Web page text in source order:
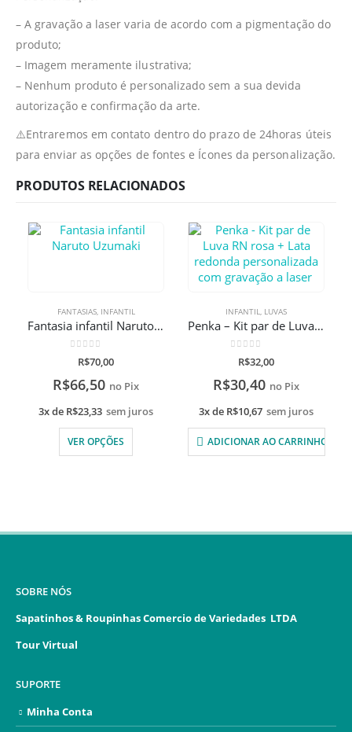
– A gravação a laser varia de acordo com a pigmentação do
produto;
– Imagem meramente ilustrativa;
– Nenhum produto é personalizado sem a sua devida
autorização e confirmação da arte.
⚠️Entraremos em contato dentro do prazo de 24horas úteis
para enviar as opções de fontes e Ícones da personalização.
PRODUTOS RELACIONADOS
FANTASIAS, INFANTIL
Fantasia infantil Naruto Uzumaki
de 5
R$70,00
R$66,50 no Pix
3x de R$23,33 sem juros
VER OPÇÕES
INFANTIL, LUVAS
Penka – Kit par de Luva RN rosa + Lata redonda personalizada com gravação a laser
de 5
R$32,00
R$30,40 no Pix
3x de R$10,67 sem juros
ADICIONAR AO CARRINHO
SOBRE NÓS
Sapatinhos & Roupinhas Comercio de Variedades LTDA
Tour Virtual
SUPORTE
Minha Conta